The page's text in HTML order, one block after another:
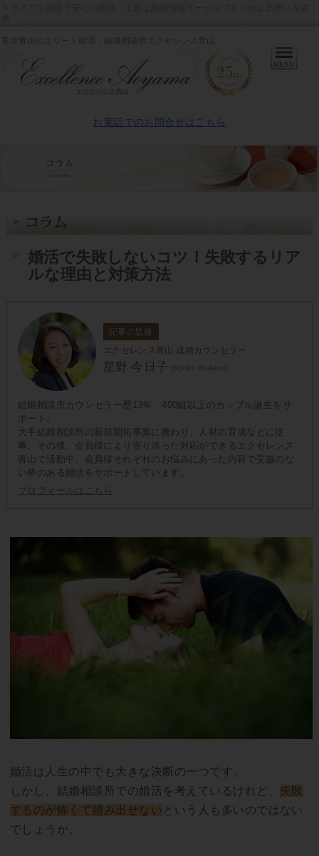
東京青山のエリート婚活・結婚相談所エクセレンス青山
お電話でのお問合せはこちら
婚活で失敗しないコツ！失敗するリア
ルな理由と対策方法
記事の監修
エクセレンス青山 成婚カウンセラー
星野 今日子 (Kyoko Hoshino)
結婚相談所カウンセラー歴13年。400組以上のカップル誕生をサ
ポート。
大手結婚相談所の新規開拓事業に携わり、人材の育成などに従
事。その後、会員様により寄り添った対応ができるエクセレンス
青山で活動中。会員様それぞれのお悩みにあった内容で妥協のな
い夢のある婚活をサポートしています。
プロフィールはこちら
婚活は人生の中でも大きな決断の一つです。
しかし、結婚相談所での婚活を考えているけれど、 失敗
するのが怖くて踏み出せない という人も多いのではない
でしょうか。